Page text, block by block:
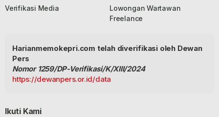
Verifikasi Media
Lowongan Wartawan
Freelance
Harianmemokepri.com telah diverifikasi oleh Dewan
Pers
Nomor 1259/DP-Verifikasi/K/XIII/2024
https://dewanpers.or.id/data
Ikuti Kami